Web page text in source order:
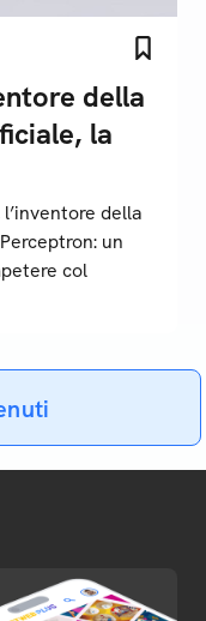
della
la
della
un
col